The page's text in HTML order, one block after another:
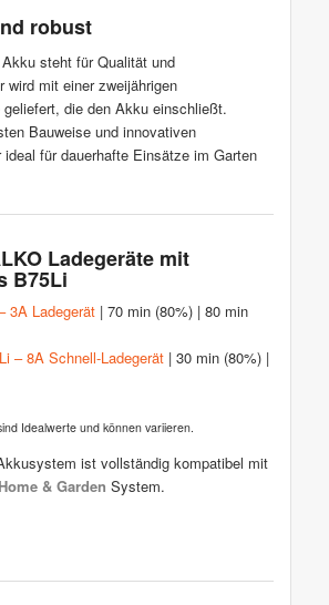
robust
steht für Qualität und
wird mit einer zweijährigen
geliefert, die den Akku einschließt.
Bauweise und innovativen
für dauerhafte Einsätze im Garten
Ladegeräte mit
B75Li
3A Ladegerät | 70 min (80%) | 80 min
– 8A Schnell-Ladegerät | 30 min (80%) |
Idealwerte und können variieren.
ist vollständig kompatibel mit
& Garden System.